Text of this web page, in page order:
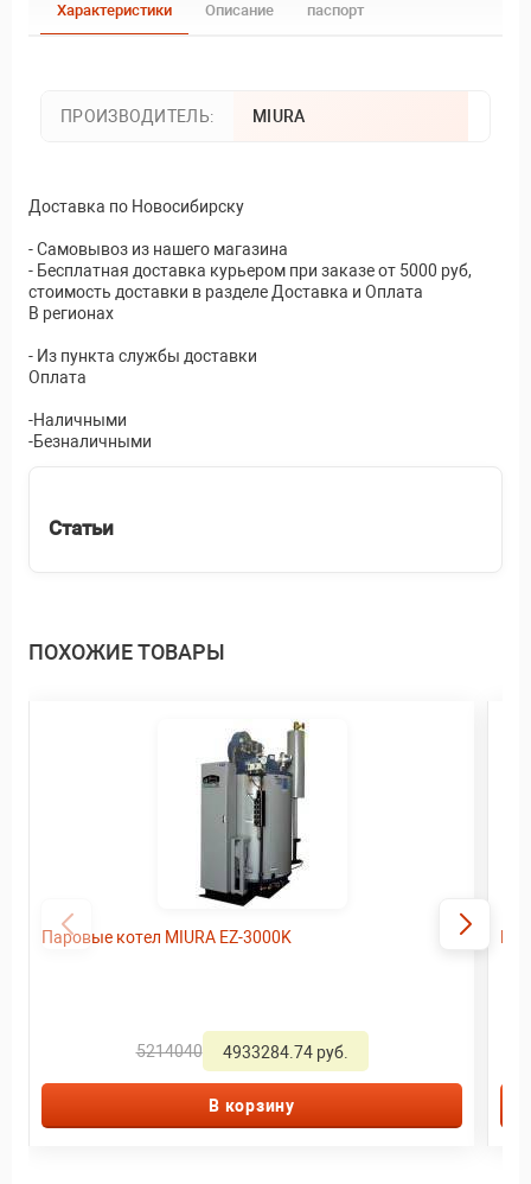
Характеристики Описание паспорт
ПРОИЗВОДИТЕЛЬ: MIURA
Доставка по Новосибирску
- Самовывоз из нашего магазина
- Бесплатная доставка курьером при заказе от 5000 руб,
стоимость доставки в разделе Доставка и Оплата
В регионах
- Из пункта службы доставки
Оплата
-Наличными
-Безналичными
Статьи
ПОХОЖИЕ ТОВАРЫ
Паровые котел MIURA EZ-3000K
5214040 4933284.74 руб.
В корзину